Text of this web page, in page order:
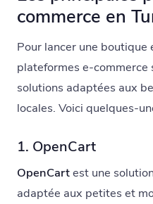
commerce en
Pour lancer une boutique
plateformes e-
solutions adaptées aux
locales. Voici quelques-
1. OpenCart
OpenCartest une
adaptée aux petites et